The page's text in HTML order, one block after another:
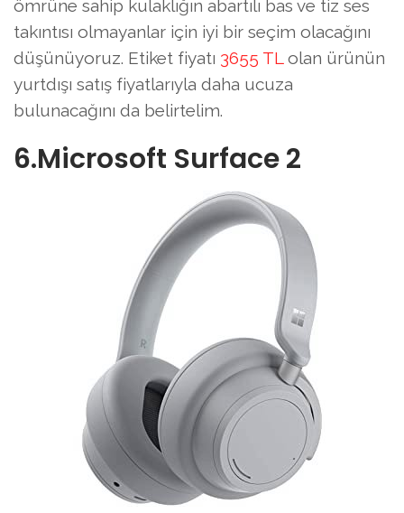
ömrüne sahip kulaklığın abartılı bas ve tiz ses
takıntısı olmayanlar için iyi bir seçim olacağını
düşünüyoruz. Etiket fiyatı 3655 TLolan ürünün
yurtdışı satış fiyatlarıyla daha ucuza
bulunacağını da belirtelim.
6.Microsoft Surface 2